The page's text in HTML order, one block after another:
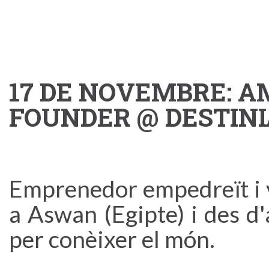
17 DE NOVEMBRE:
FOUNDER @
Emprenedor empedreït
a Aswan (Egipte) i des
per conèixer el món.